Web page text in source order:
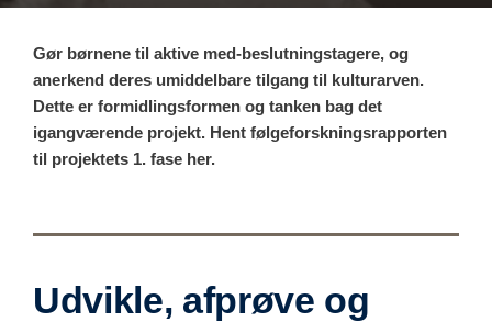
Gør børnene til aktive med-beslutningstagere, og
anerkend deres umiddelbare tilgang til kulturarven.
Dette er formidlingsformen og tanken bag det
igangværende projekt. Hent følgeforskningsrapporten
til projektets 1. fase her.
Udvikle, afprøve og